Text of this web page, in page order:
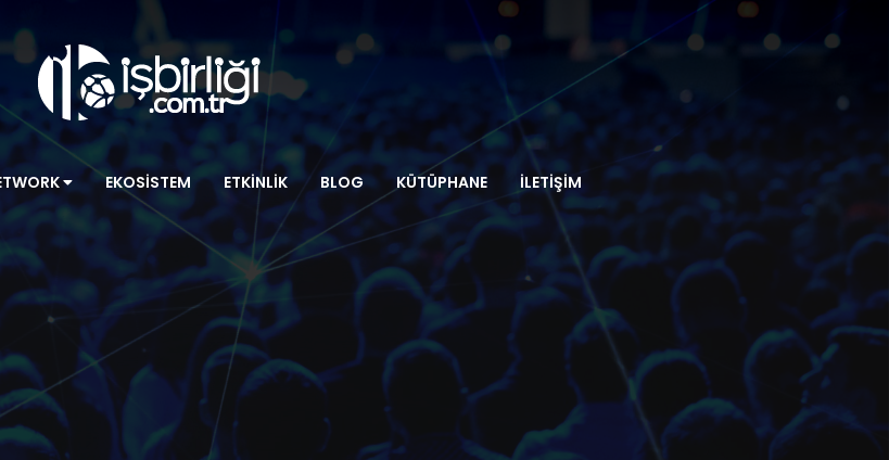
EKOSISTEM ETKINLIK BLOG KÜTÜPHANE İLETIŞIM